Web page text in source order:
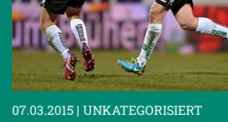
07.03.2015 | UNKATEGORISIERT